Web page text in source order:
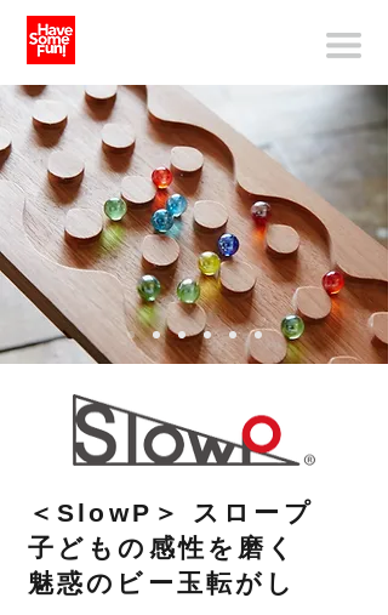
＜SlowP＞ スロープ
子どもの感性を磨く
魅惑のビー玉転がし